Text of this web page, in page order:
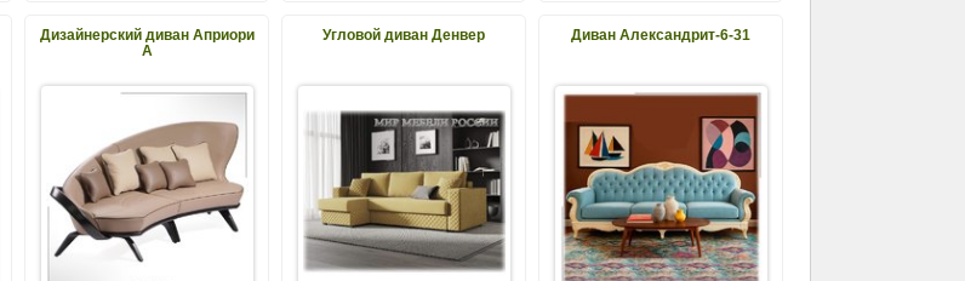
Дизайнерский диван Априори
А
Угловой диван Денвер Диван Александрит-6-31